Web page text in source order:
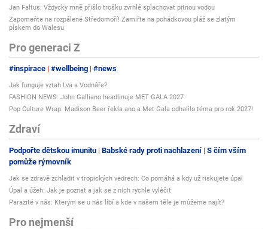
Jan Faltus: Vždycky mně přišlo trošku zvrhlé splachovat pitnou vodou
Zapomeňte na rozpálené Středomoří! Zamiřte na pohádkovou pláž se zlatým
pískem do Walesu
Pro generaci Z
#inspirace #wellbeing #news
Jak funguje vztah Lva a Vodnáře?
FASHION NEWS: John Galliano headlinuje MET GALA 2027
Pop Culture Wrap: Madison Beer řekla ano a Met Gala odhalilo téma pro rok 2027!
Zdraví
Podpořte dětskou imunitu Babské rady proti nachlazení S čím vším
pomůže rýmovník
Jak se zdravě zchladit v tropických vedrech: Co pomáhá a kdy už riskujete úpal
Úpal a úžeh: Jak je poznat a jak se z nich rychle vyléčit
Parazité v nás: Kterým se u nás líbí a kde v našem těle je můžeme najít?
Pro nejmenší